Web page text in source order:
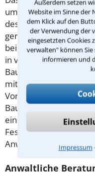
Außerdem setzen
Website im Sinne der
dem Klick auf den
der Verwendung der
eingesetzten Cookies
verwalten" können
informieren und
Impressum
umfassend reformiert
des Bauherrn nach
gerecht werden.
beim Abschluss des
in vielen Fällen
Baubeschreibung. Da
mit sich bringen kann,
Vorabprüfung durch
Baurecht. Tipp: Für
einige Rechtsanwälte
Festpreis an,
Anwaltsprofilen.
Anwaltliche